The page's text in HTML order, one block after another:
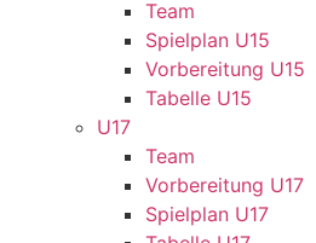
Team
Spielplan U15
Vorbereitung U15
Tabelle U15
U17
Team
Vorbereitung U17
Spielplan U17